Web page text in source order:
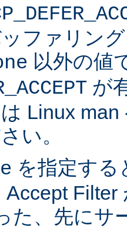
ファリン
以外の値
が
Linux
い。
を指定す
Filter
た、先にサ